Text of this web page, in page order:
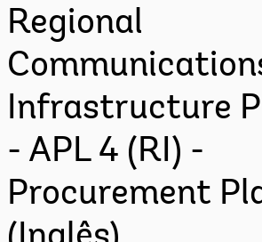
Regional
Infrastructure
- APL 4 (RI) -
Procurement